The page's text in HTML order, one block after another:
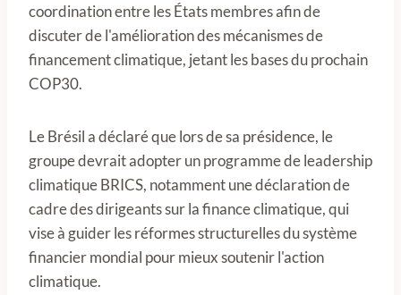
coordination entre les États membres afin de
discuter de l'amélioration des mécanismes de
financement climatique, jetant les bases du prochain
COP30.
Le Brésil a déclaré que lors de sa présidence, le
groupe devrait adopter un programme de leadership
climatique BRICS, notamment une déclaration de
cadre des dirigeants sur la finance climatique, qui
vise à guider les réformes structurelles du système
financier mondial pour mieux soutenir l'action
climatique.